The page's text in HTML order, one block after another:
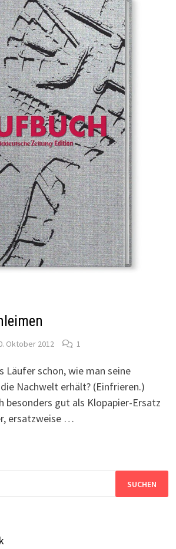
Oktober 2012 1
Läufer schon, wie man seine
Nachwelt erhält? (Einfrieren.)
besonders gut als Klopapier-Ersatz
ersatzweise …